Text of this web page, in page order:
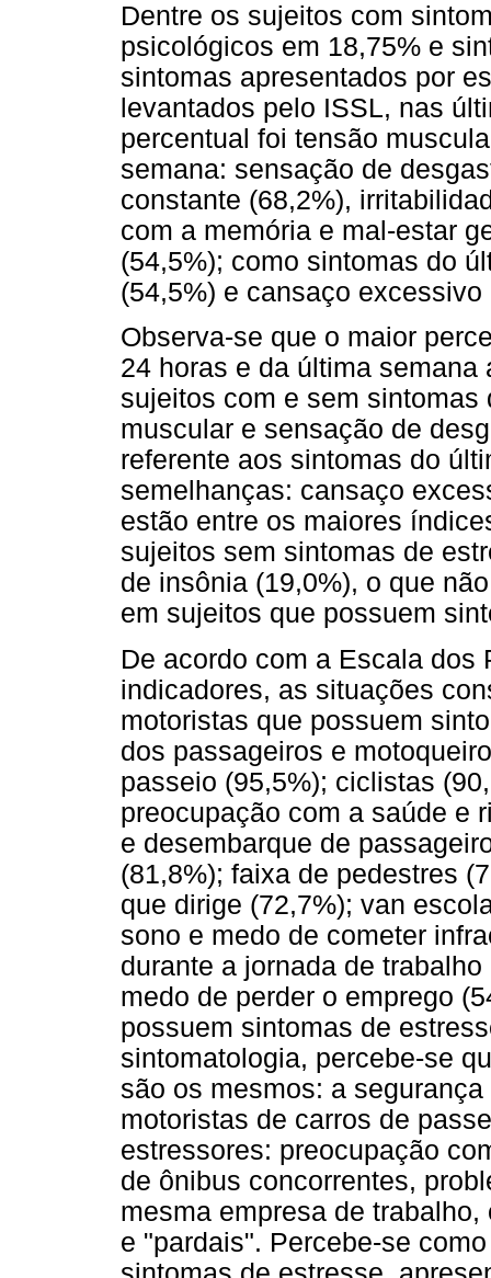
Dentre os sujeitos com
psicológicos em 18,75% e
sintomas apresentados por
levantados pelo ISSL, nas
percentual foi tensão
semana: sensação de
constante (68,2%),
com a memória e mal-estar
(54,5%); como sintomas do
(54,5%) e cansaço excessivo
Observa-se que o maior
24 horas e da última
sujeitos com e sem
muscular e sensação de
referente aos sintomas do
semelhanças: cansaço
estão entre os maiores
sujeitos sem sintomas de
de insônia (19,0%), o que
em sujeitos que possuem
De acordo com a Escala dos
indicadores, as situações
motoristas que possuem
dos passageiros e
passeio (95,5%); ciclistas
preocupação com a saúde e
e desembarque de
(81,8%); faixa de pedestres
que dirige (72,7%); van
sono e medo de cometer
durante a jornada de
medo de perder o emprego
possuem sintomas de
sintomatologia, percebe-se
são os mesmos: a
motoristas de carros de
estressores: preocupação
de ônibus concorrentes,
mesma empresa de
e "pardais". Percebe-se